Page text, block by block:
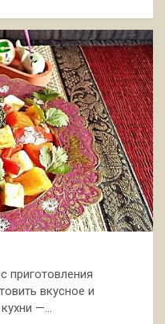
приготовления
вкусное и
—…